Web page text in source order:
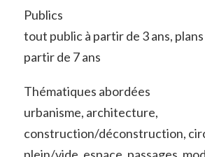
Publics
tout public à partir de 3 ans,
partir de 7 ans
Thématiques abordées
urbanisme, architecture,
construction/déconstruction,